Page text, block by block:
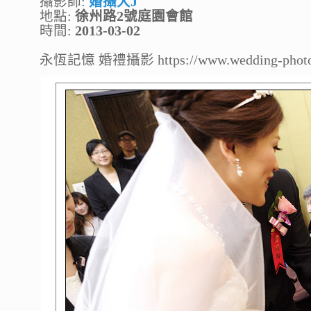
地點: 徐州路2號庭園會館
時間: 2013-03-02
永恆記憶 婚禮攝影 https://www.wedding-